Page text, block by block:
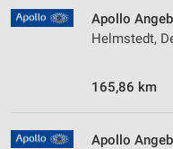
Apollo
Helmstedt,
165,86 km
Apollo